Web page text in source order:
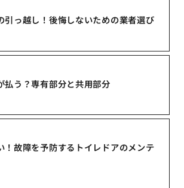
引っ越し！後悔しないための業者選び
払う？専有部分と共用部分
！故障を予防するトイレドアのメンテ